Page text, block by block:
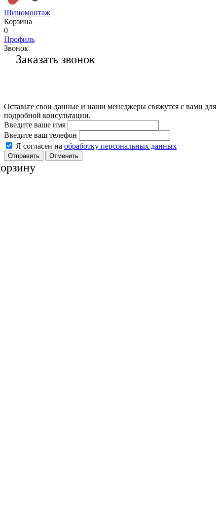
Шиномонтаж
Корзина
0
Профиль
Звонок
Заказать звонок
Оставьте свои данные и наши менеджеры свяжутся с вами для
подробной консультации.
Введите ваше имя
Введите ваш телефон
Я согласен на обработку персональных данных
Отменить